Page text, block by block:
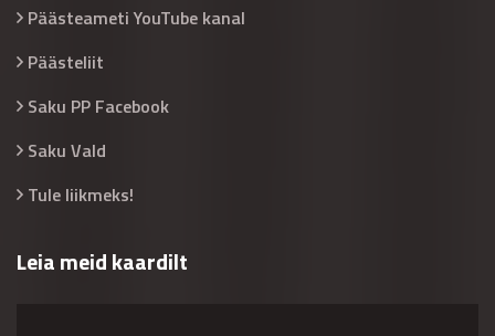
Päästeameti YouTube kanal
Päästeliit
Saku PP Facebook
Saku Vald
Tule liikmeks!
Leia meid kaardilt